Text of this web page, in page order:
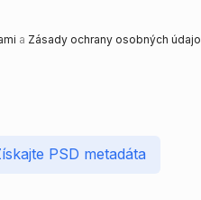
a Zásady ochrany osobných
PSD metadáta